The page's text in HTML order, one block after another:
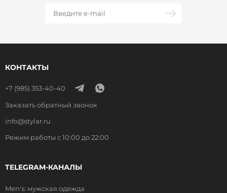
КОНТАКТЫ
+7 (985) 353-40-40
Заказать обратный звонок
info@stylar.ru
Режим работы с 10:00 до 22:00
TELEGRAM-КАНАЛЫ
Men's: мужская одежда